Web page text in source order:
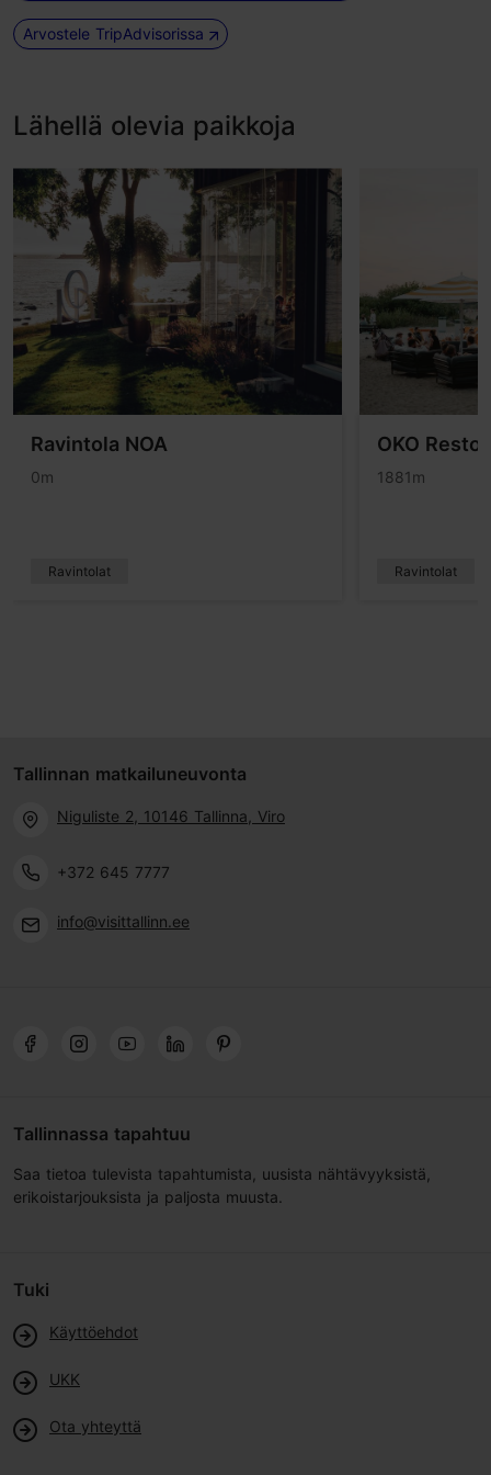
Arvostele TripAdvisorissa
Lähellä olevia paikkoja
Ravintola NOA
0m
Ravintolat
OKO Resto
1881m
Ravintolat
Tallinnan matkailuneuvonta
Niguliste 2, 10146 Tallinna, Viro
+372 645 7777
info@visittallinn.ee
Tallinnassa tapahtuu
Saa tietoa tulevista tapahtumista, uusista nähtävyyksistä,
erikoistarjouksista ja paljosta muusta.
Tuki
Käyttöehdot
UKK
Ota yhteyttä